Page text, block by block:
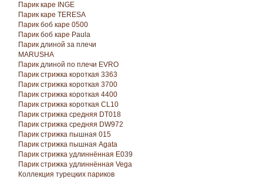
Парик каре INGE
Парик каре TERESA
Парик боб каре 0500
Парик боб каре Paula
Парик длиной за плечи
MARUSHA
Парик длиной по плечи EVRO
Парик стрижка короткая 3363
Парик стрижка короткая 3700
Парик стрижка короткая 4400
Парик стрижка короткая CL10
Парик стрижка средняя DT018
Парик стрижка средняя DW972
Парик стрижка пышная 015
Парик стрижка пышная Agata
Парик стрижка удлиннённая E039
Парик стрижка удлиннённая Vega
Коллекция турецких париков